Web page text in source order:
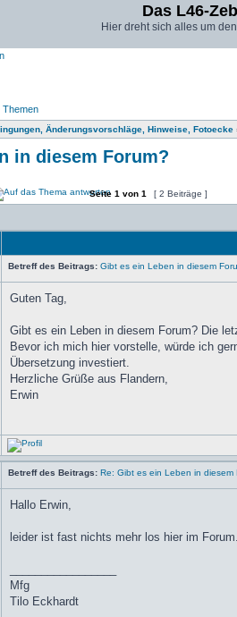
Das L46-
Hier dreht sich alles um
Themen
Änderungsvorschläge, Hinweise, Fotoecke
in diesem Forum?
Seite 1 von 1 [ 2 Beiträge ]
Betreff des Beitrags: Gibt es ein Leben in diesem
Guten Tag,
Gibt es ein Leben in diesem Forum? Die
Bevor ich mich hier vorstelle, würde ich
Übersetzung investiert.
Herzliche Grüße aus Flandern,
Erwin
Betreff des Beitrags: Re: Gibt es ein Leben in diesem
Hallo Erwin,
leider ist fast nichts mehr los hier im
Mfg
Tilo Eckhardt